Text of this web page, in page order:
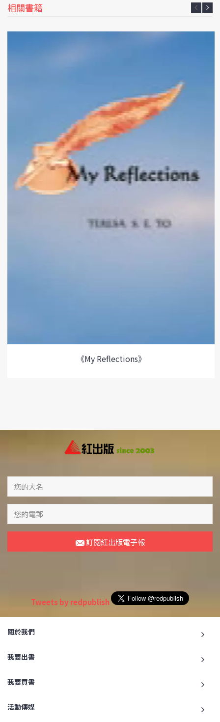
相關書籍
《My Reflections》
訂閱紅出版電子報
Tweets by redpublish
關於我們
我要出書
我要買書
活動傳媒